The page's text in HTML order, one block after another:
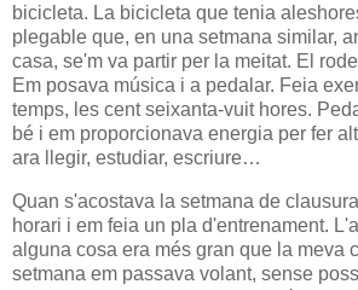
bicicleta. La bicicleta que tenia
plegable que, en una setmana similar,
casa, se'm va partir per la meitat. El
Em posava música i a pedalar. Feia
temps, les cent seixanta-vuit hores.
bé i em proporcionava energia per fer
ara llegir, estudiar, escriure…
Quan s'acostava la setmana de
horari i em feia un pla d'entrenament.
alguna cosa era més gran que la meva
setmana em passava volant, sense